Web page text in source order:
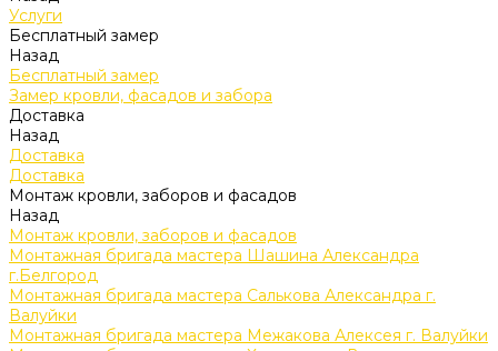
Услуги
Бесплатный замер
Назад
Бесплатный замер
Замер кровли, фасадов и забора
Доставка
Назад
Доставка
Доставка
Монтаж кровли, заборов и фасадов
Назад
Монтаж кровли, заборов и фасадов
Монтажная бригада мастера Шашина Александра
г.Белгород
Монтажная бригада мастера Салькова Александра г.
Валуйки
Монтажная бригада мастера Межакова Алексея г. Валуйки